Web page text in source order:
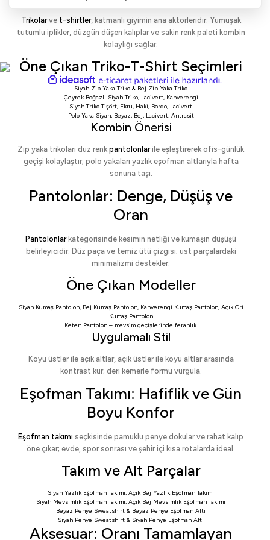
Trikolarve t-shirtler, katmanlı giyimin ana aktörleridir. Yumuşak
tutumlu iplikler, düzgün düşen kalıplar ve sakin renk paleti kombin
kolaylığı sağlar.
Öne Çıkan Triko-T-Shirt Seçimleri
Siyah Zip Yaka Triko & Bej Zip Yaka Triko
Çeyrek Boğazlı Siyah Triko, Lacivert, Kahverengi
Siyah Triko Tişört, Ekru, Haki, Bordo, Lacivert
Polo Yaka Siyah, Beyaz, Bej, Lacivert, Antrasit
Kombin Önerisi
Zip yaka trikoları düz renk pantolonlarile eşleştirerek ofis-günlük
geçişi kolaylaştır; polo yakaları yazlık eşofman altlarıyla hafta
sonuna taşı.
Pantolonlar: Denge, Düşüş ve
Oran
Pantolonlarkategorisinde kesimin netliği ve kumaşın düşüşü
belirleyicidir. Düz paça ve temiz ütü çizgisi; üst parçalardaki
minimalizmi destekler.
Öne Çıkan Modeller
Siyah Kumaş Pantolon, Bej Kumaş Pantolon, Kahverengi Kumaş Pantolon, Açık Gri
Kumaş Pantolon
Keten Pantolon– mevsim geçişlerinde ferahlık.
Uygulamalı Stil
Koyu üstler ile açık altlar, açık üstler ile koyu altlar arasında
kontrast kur; deri kemerle formu vurgula.
Eşofman Takımı: Hafiflik ve Gün
Boyu Konfor
Eşofman takımı seçkisinde pamuklu penye dokular ve rahat kalıp
öne çıkar; evde, spor sonrası ve şehir içi kısa rotalarda ideal.
Takım ve Alt Parçalar
Siyah Yazlık Eşofman Takımı, Açık Bej Yazlık Eşofman Takımı
Siyah Mevsimlik Eşofman Takımı, Açık Bej Mevsimlik Eşofman Takımı
Beyaz Penye Sweatshirt & Beyaz Penye Eşofman Altı
Siyah Penye Sweatshirt & Siyah Penye Eşofman Altı
Aksesuar: Oranı Tamamlayan
ideasoft
e-
ticaret
paketleri